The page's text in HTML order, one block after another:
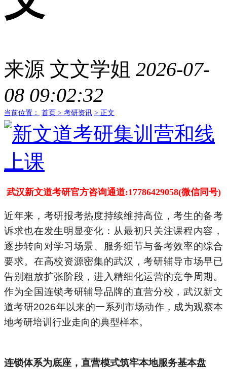
来源 文文学姐 2026-07-
08 09:02:32
当前位置： 首页 > 考研资讯 > 正文
武汉新文道考研官方咨询通道:17786429058(微信同号)
近年来，考研报考热度持续维持高位，考生的备考
诉求也在发生明显变化：从最初只关注课程内容，
逐步转向对学习场景、服务细节与备考效率的综合
要求。在高校资源密集的武汉，考研辅导市场早已
告别粗放扩张阶段，进入精细化运营的竞争周期。
作为全国连锁考研辅导品牌的直营分校，武汉新文
道考研2026年以来的一系列市场动作，成为观察本
地考研培训行业走向的典型样本。
连锁体系为底座，直营模式筑牢本地服务基本盘